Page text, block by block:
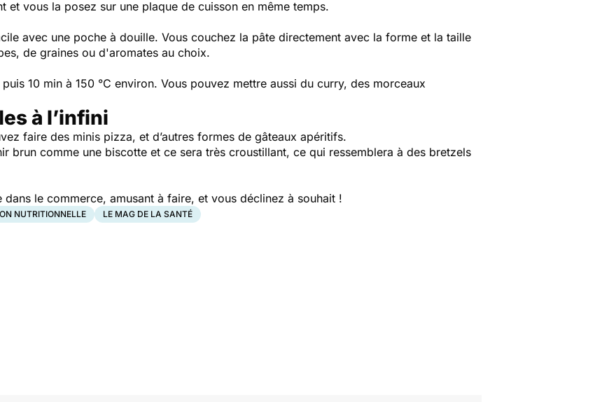
et vous la posez sur une plaque de cuisson en même temps.
avec une poche à douille. Vous couchez la pâte directement avec la forme et la taille
de graines ou d'aromates au choix.
10 min à 150 °C environ. Vous pouvez mettre aussi du curry, des morceaux
à l’infini
faire des minis pizza, et d’autres formes de gâteaux apéritifs.
brun comme une biscotte et ce sera très croustillant, ce qui ressemblera à des bretzels
le commerce, amusant à faire, et vous déclinez à souhait !
NUTRITIONNELLE LE MAG DE LA SANTÉ